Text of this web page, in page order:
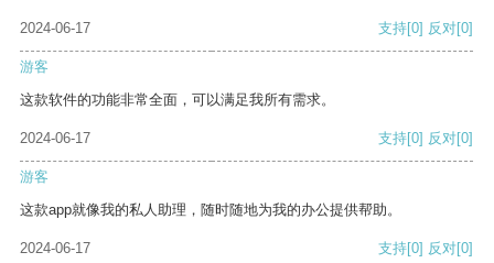
2024-06-17 支持[0] 反对[0]
游客
这款软件的功能非常全面，可以满足我所有需求。
2024-06-17 支持[0] 反对[0]
游客
这款app就像我的私人助理，随时随地为我的办公提供帮助。
2024-06-17 支持[0] 反对[0]